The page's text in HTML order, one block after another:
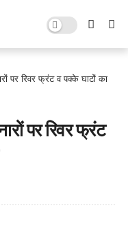
पर रिवर फ्रंट व पक्के घाटों का
पर रिवर फ्रंट